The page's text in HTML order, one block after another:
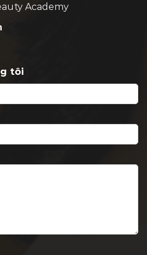
Academy
tôi